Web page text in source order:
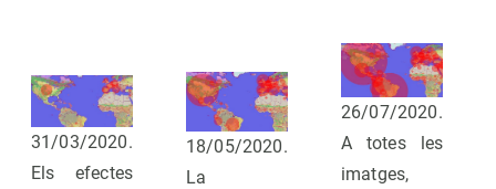
31/03/2020.
Els efectes
18/05/2020.
La
26/07/2020.
A totes les
imatges,